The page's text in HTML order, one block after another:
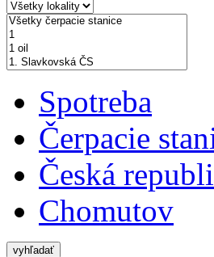
Spotreba
Čerpacie
Česká
Chomutov
vyhľadať